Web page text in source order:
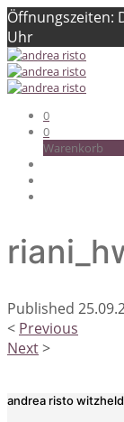
Öffnungszeiten:
Uhr
0
0
Warenkorb
Published
< Previous
Next>
andrea risto